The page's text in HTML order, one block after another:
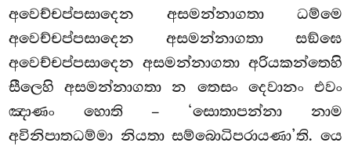
අවෙච්චප්පසාදෙන අසමන්නාගතා ධම්මෙ
අවෙච්චප්පසාදෙන අසමන්නාගතා සඞ්ඝෙ
අවෙච්චප්පසාදෙන අසමන්නාගතා අරියකන්තෙහි
සීලෙහිඅසමන්නාගතා න තෙසං දෙවානං එවං
ඤාණං හොති – ‘සොතාපන්නා නාම
අවිනිපාතධම්මා නියතා සම්බොධිපරායණා’ති. යෙ